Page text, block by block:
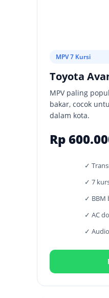
MPV 7 Kursi
Toyota
MPV paling
bakar, cocok
dalam kota.
Rp
✓
✓ 7
✓ BBM
✓ AC
✓